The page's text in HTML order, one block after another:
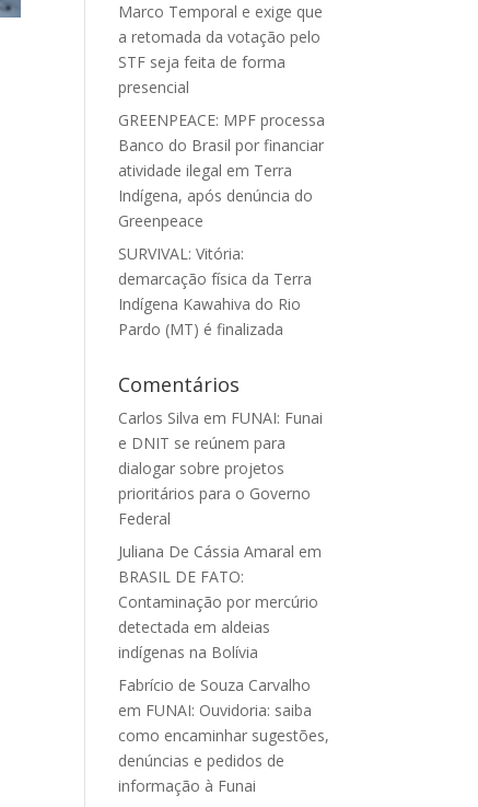
Marco Temporal e exige que
a retomada da votação pelo
STF seja feita de forma
presencial
GREENPEACE: MPF processa
Banco do Brasil por financiar
atividade ilegal em Terra
Indígena, após denúncia do
Greenpeace
SURVIVAL: Vitória:
demarcação física da Terra
Indígena Kawahiva do Rio
Pardo (MT) é finalizada
Comentários
Carlos Silva em FUNAI: Funai
e DNIT se reúnem para
dialogar sobre projetos
prioritários para o Governo
Federal
Juliana De Cássia Amaral em
BRASIL DE FATO:
Contaminação por mercúrio
detectada em aldeias
indígenas na Bolívia
Fabrício de Souza Carvalho
em FUNAI: Ouvidoria: saiba
como encaminhar sugestões,
denúncias e pedidos de
informação à Funai